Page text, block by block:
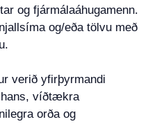
og fjármálaáhugamenn.
og/eða tölvu með
verið yfirþyrmandi
hans, víðtækra
orða og